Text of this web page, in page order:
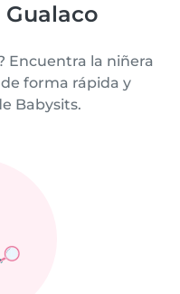
Encuentra la niñera
forma rápida y
Babysits.